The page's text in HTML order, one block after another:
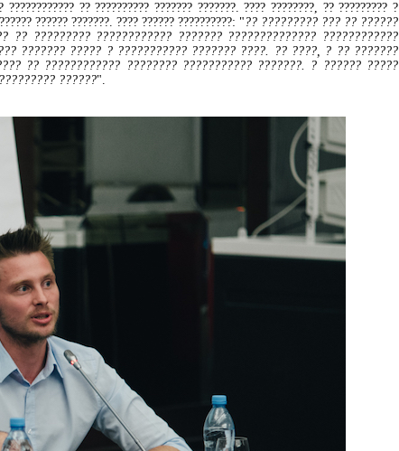
???????????? ?? ?????????? ??????? ???????. ???? ????????, ?? ????????? ?
?????? ???????. ???? ?????? ??????????: " ?? ????????? ??? ?? ??????
?? ????????? ???????????? ??????? ?????????????? ????????????
??????? ????? ? ??????????? ??????? ????. ?? ????, ? ?? ???????
?? ???????????? ???????? ??????????? ???????. ? ?????? ?????
??????".